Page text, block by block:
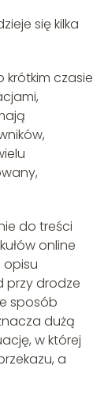
się kilka
krótkim czasie
do treści
online
opisu
przy drodze
sposób
dużą
w której
a